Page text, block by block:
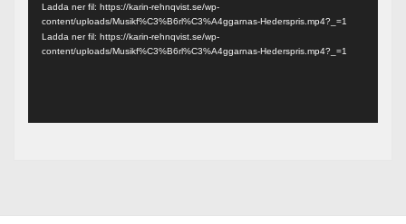
Ladda ner fil: https://karin-rehnqvist.se/wp-
content/uploads/Musikf%C3%B6rl%C3%A4ggarnas-Hederspris.mp4?_=1
Ladda ner fil: https://karin-rehnqvist.se/wp-
content/uploads/Musikf%C3%B6rl%C3%A4ggarnas-Hederspris.mp4?_=1